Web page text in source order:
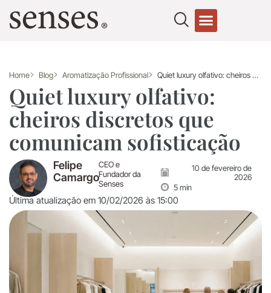
Home Blog Aromatização Profissional Quiet luxury olfativo: cheiros discretos que comunicam sofisticação
Quiet luxury olfativo:
cheiros discretos que
comunicam sofisticação
Felipe
Camargo
CEO e
Fundador da
Senses
10 de fevereiro de
2026
5 min
Última atualização em 10/02/2026 às 15:00